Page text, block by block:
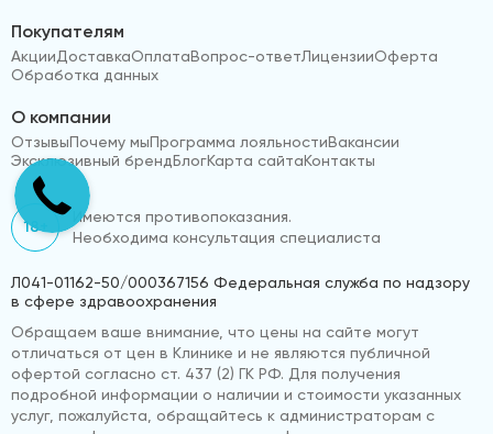
Покупателям
АкцииДоставкаОплатаВопрос-ответЛицензииОферта
Обработка данных
О компании
ОтзывыПочему мыПрограмма лояльностиВакансии
Эксклюзивный брендБлогКарта сайтаКонтакты
18+
Имеются противопоказания.
Необходима консультация специалиста
Л041-01162-50/000367156 Федеральная служба по надзору
в сфере здравоохранения
Обращаем ваше внимание, что цены на сайте могут
отличаться от цен в Клинике и не являются публичной
офертой согласно ст. 437 (2) ГК РФ. Для получения
подробной информации о наличии и стоимости указанных
услуг, пожалуйста, обращайтесь к администраторам с